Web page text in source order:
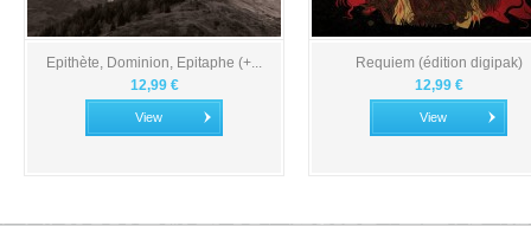
Epithète, Dominion, Epitaphe (+...
12,99 €
View
Requiem (édition digipak)
12,99 €
View